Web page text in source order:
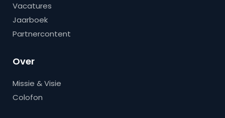
Vacatures
Jaarboek
Partnercontent
Over
Missie & Visie
Colofon